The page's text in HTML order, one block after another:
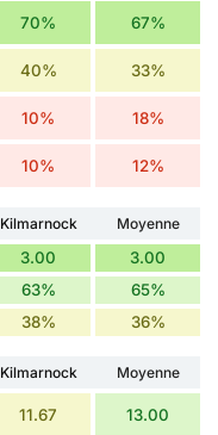
70% 67%
40% 33%
10% 18%
10% 12%
Kilmarnock
Moyenne
3.00 3.00
63% 65%
38% 36%
Kilmarnock
Moyenne
11.67 13.00